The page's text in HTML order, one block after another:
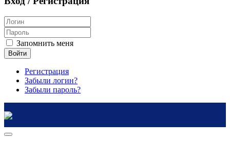
Запомнить меня
Войти
Регистрация
Забыли логин?
Забыли пароль?